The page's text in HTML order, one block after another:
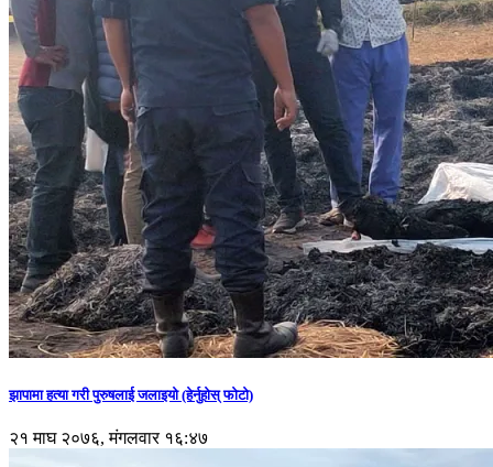
झापामा हत्या गरी पुरुषलाई जलाइयो (हेर्नुहाेस् फाेटाे)
२१ माघ २०७६, मंगलवार १६:४७